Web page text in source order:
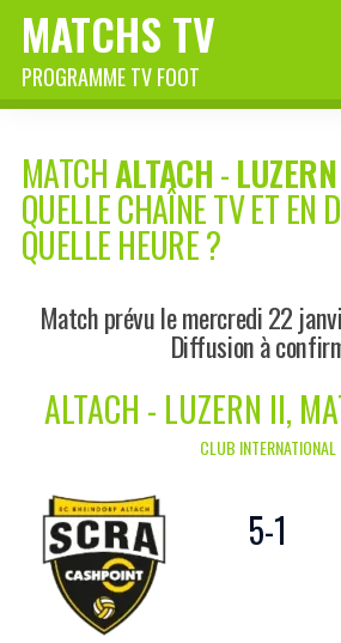
MATCHS TV
PROGRAMME TV FOOT
MATCHALTACH-
QUELLE CHAÎNE TV ET EN
QUELLE HEURE ?
Match prévu le mercredi 22
Diffusion à
ALTACH - LUZERN II,
CLUB INTERNATIONAL
5-1